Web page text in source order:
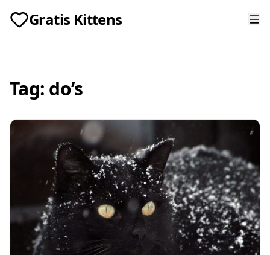
Gratis Kittens
Tag: do’s